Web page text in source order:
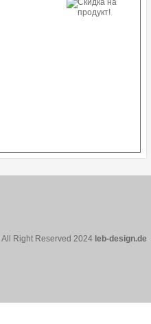
All Right Reserved 2024 leb-design.de